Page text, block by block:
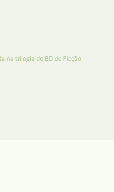
na trilogia de BD de Ficção